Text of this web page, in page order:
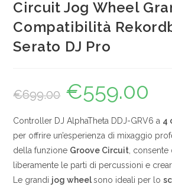
Circuit Jog Wheel
Compatibilità
Serato DJ Pro
€699.00
prezzo
originale
€699.00.
€559.00
Controller DJ AlphaTheta DDJ-GRV6 a 4
per offrire un’esperienza di mixaggio
della funzione Groove Circuit ,
liberamente le parti di percussioni e
Le grandi jog wheelsono ideali per lo